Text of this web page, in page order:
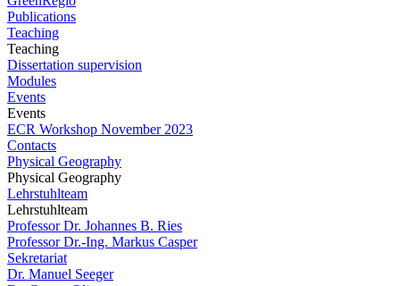
Publications
Teaching
Teaching
Dissertation supervision
Modules
Events
Events
ECR Workshop November 2023
Contacts
Physical Geography
Physical Geography
Lehrstuhlteam
Lehrstuhlteam
Professor Dr. Johannes B. Ries
Professor Dr.-Ing. Markus Casper
Sekretariat
Dr. Manuel Seeger